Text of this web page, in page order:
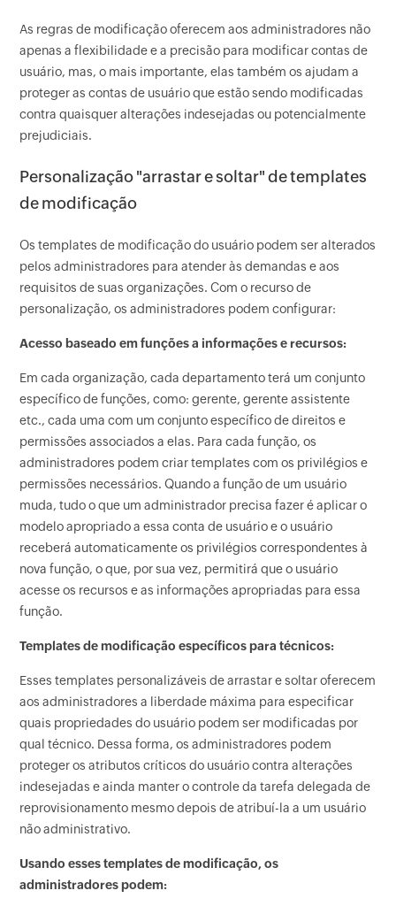
As regras de modificação oferecem aos administradores não
apenas a flexibilidade e a precisão para modificar contas de
usuário, mas, o mais importante, elas também os ajudam a
proteger as contas de usuário que estão sendo modificadas
contra quaisquer alterações indesejadas ou potencialmente
prejudiciais.
Personalização "arrastar e soltar" de templates
de modificação
Os templates de modificação do usuário podem ser alterados
pelos administradores para atender às demandas e aos
requisitos de suas organizações. Com o recurso de
personalização, os administradores podem configurar:
Acesso baseado em funções a informações e recursos:
Em cada organização, cada departamento terá um conjunto
específico de funções, como: gerente, gerente assistente
etc., cada uma com um conjunto específico de direitos e
permissões associados a elas. Para cada função, os
administradores podem criar templates com os privilégios e
permissões necessários. Quando a função de um usuário
muda, tudo o que um administrador precisa fazer é aplicar o
modelo apropriado a essa conta de usuário e o usuário
receberá automaticamente os privilégios correspondentes à
nova função, o que, por sua vez, permitirá que o usuário
acesse os recursos e as informações apropriadas para essa
função.
Templates de modificação específicos para técnicos:
Esses templates personalizáveis de arrastar e soltar oferecem
aos administradores a liberdade máxima para especificar
quais propriedades do usuário podem ser modificadas por
qual técnico. Dessa forma, os administradores podem
proteger os atributos críticos do usuário contra alterações
indesejadas e ainda manter o controle da tarefa delegada de
reprovisionamento mesmo depois de atribuí-la a um usuário
não administrativo.
Usando esses templates de modificação, os
administradores podem: